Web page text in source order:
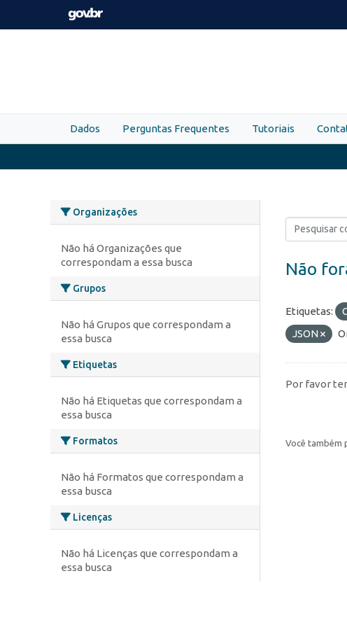
Skip to main content
Dados Perguntas Frequentes Tutoriais
Organizações
Não há Organizações que
correspondam a essa busca
Grupos
Não há Grupos que correspondam a
essa busca
Etiquetas
Não há Etiquetas que correspondam a
essa busca
Formatos
Não há Formatos que correspondam a
essa busca
Licenças
Não há Licenças que correspondam a
essa busca
Não
Etiquetas:
JSON
Por favor
Você também